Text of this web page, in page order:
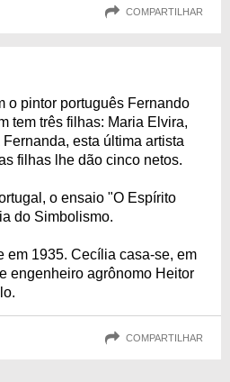
COMPARTILHAR
o pintor português Fernando
tem três filhas: Maria Elvira,
esta última artista
filhas lhe dão cinco netos.
o ensaio "O Espírito
do Simbolismo.
em 1935. Cecília casa-se, em
engenheiro agrônomo Heitor
COMPARTILHAR